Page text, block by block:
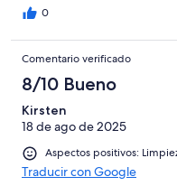
0
Comentario verificado
8/10 Bueno
Kirsten
18 de ago de 2025
Aspectos positivos:
Traducir con Google